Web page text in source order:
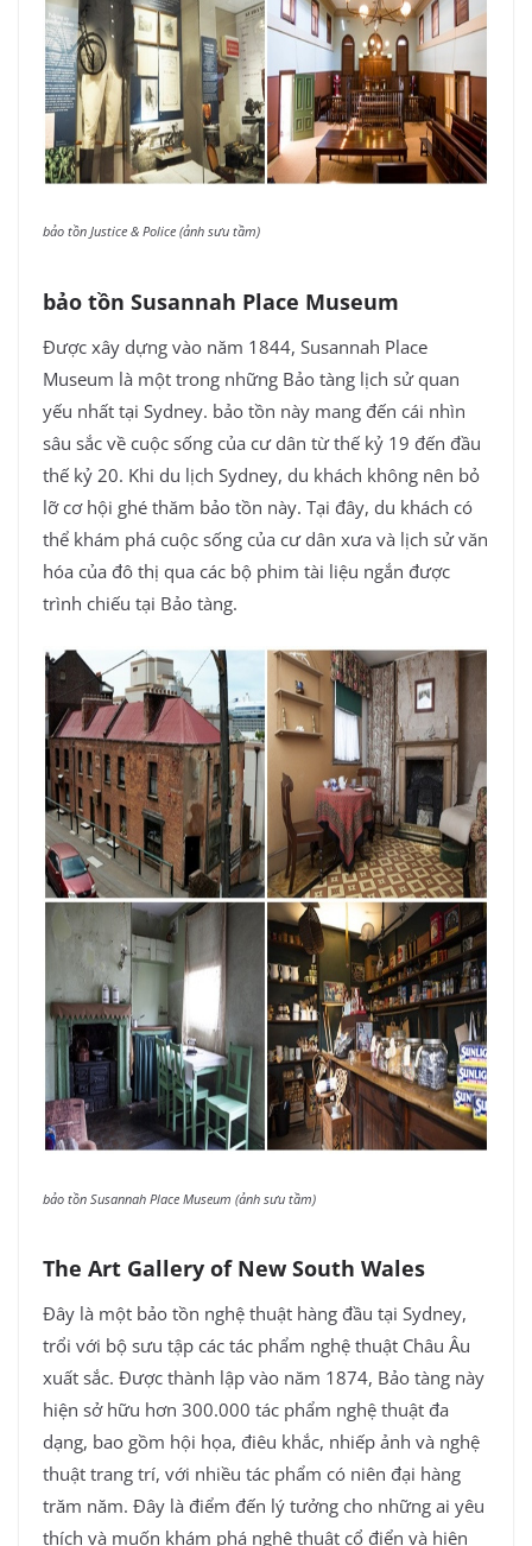
bảo tồn Justice & Police (ảnh sưu tầm)
bảo tồn Susannah Place Museum
Được xây dựng vào năm 1844, Susannah Place
Museum là một trong những Bảo tàng lịch sử quan
yếu nhất tại Sydney. bảo tồn này mang đến cái nhìn
sâu sắc về cuộc sống của cư dân từ thế kỷ 19 đến đầu
thế kỷ 20. Khi du lịch Sydney, du khách không nên bỏ
lỡ cơ hội ghé thăm bảo tồn này. Tại đây, du khách có
thể khám phá cuộc sống của cư dân xưa và lịch sử văn
hóa của đô thị qua các bộ phim tài liệu ngắn được
trình chiếu tại Bảo tàng.
bảo tồn Susannah Place Museum (ảnh sưu tầm)
The Art Gallery of New South Wales
Đây là một bảo tồn nghệ thuật hàng đầu tại Sydney,
trổi với bộ sưu tập các tác phẩm nghệ thuật Châu Âu
xuất sắc. Được thành lập vào năm 1874, Bảo tàng này
hiện sở hữu hơn 300.000 tác phẩm nghệ thuật đa
dạng, bao gồm hội họa, điêu khắc, nhiếp ảnh và nghệ
thuật trang trí, với nhiều tác phẩm có niên đại hàng
trăm năm. Đây là điểm đến lý tưởng cho những ai yêu
thích và muốn khám phá nghệ thuật cổ điển và hiện